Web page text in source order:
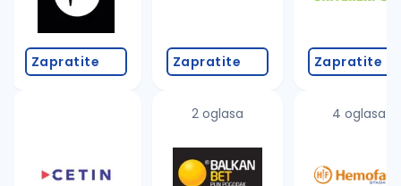
Zapratite Zapratite
2 oglasa
Zapratite
4 oglasa